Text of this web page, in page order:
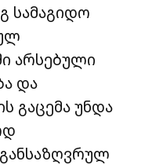
სამაგიდო
არსებული
და
გაცემა უნდა
განსაზღვრულ